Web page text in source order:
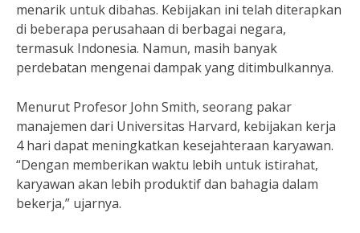
menarik untuk dibahas. Kebijakan ini telah diterapkan
di beberapa perusahaan di berbagai negara,
termasuk Indonesia. Namun, masih banyak
perdebatan mengenai dampak yang ditimbulkannya.
Menurut Profesor John Smith, seorang pakar
manajemen dari Universitas Harvard, kebijakan kerja
4 hari dapat meningkatkan kesejahteraan karyawan.
“Dengan memberikan waktu lebih untuk istirahat,
karyawan akan lebih produktif dan bahagia dalam
bekerja,” ujarnya.